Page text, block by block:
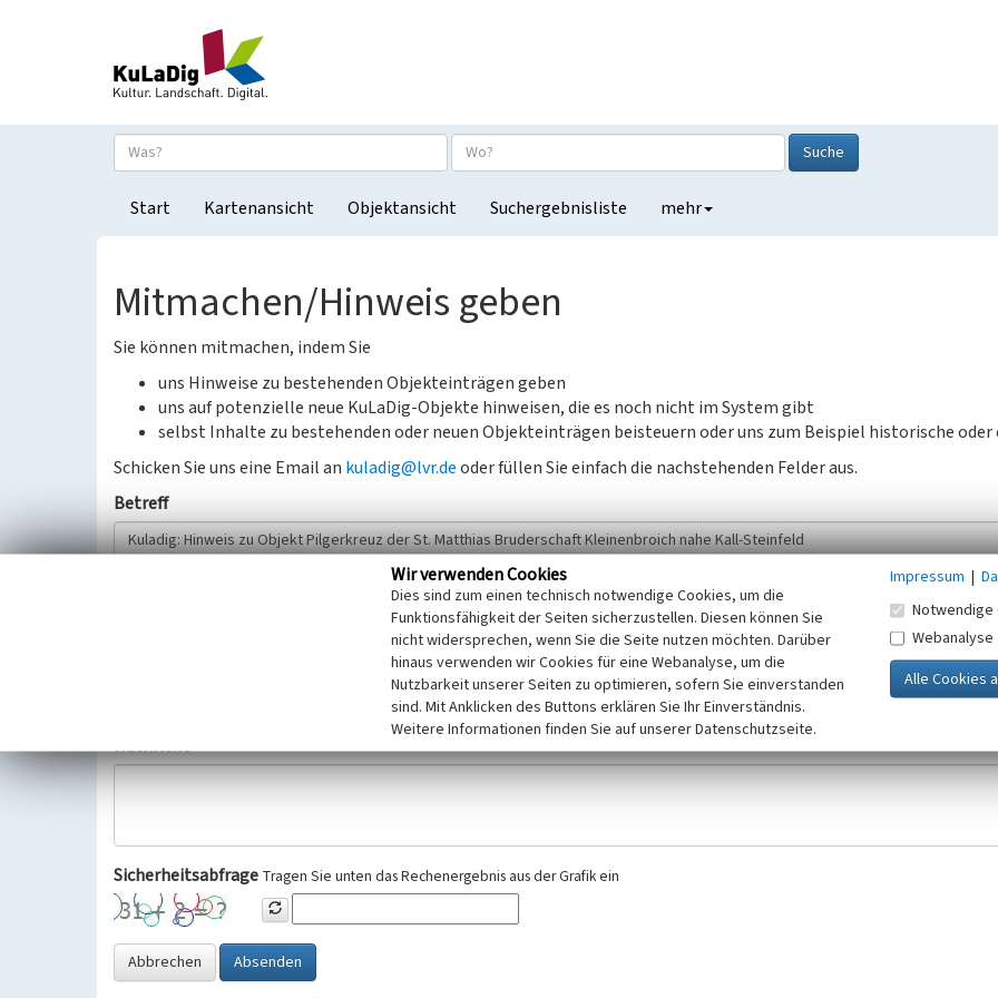
Suche
Start Kartenansicht Objektansicht Suchergebnisliste mehr
Mitmachen/Hinweis geben
Sie können mitmachen, indem Sie
uns Hinweise zu bestehenden Objekteinträgen geben
uns auf potenzielle neue KuLaDig-Objekte hinweisen, die es noch nicht im System gibt
selbst Inhalte zu bestehenden oder neuen Objekteinträgen beisteuern oder uns zum Beispiel historische oder
Schicken Sie uns eine Email an kuladig@lvr.deoder füllen Sie einfach die nachstehenden Felder aus.
Betreff
Wir bitten Sie um freiwillige Angabe Ihres Namens und Ihrer E-Mail-Adresse. Ihre Angaben werden ausschließlich im Rahmen der KuLaDig-
Selbstverständlich werden diese entsprechend der Vorschriften des Telemediengesetzes, des Datenschutzgesetzes NRW und der seit
Datenschutzgrundverordnung (EU-DSGVO) vertraulich behandelt, beachten Sie bitte unsere Hinweise zumDatenschutz
Nachricht
Sicherheitsabfrage Tragen Sie unten das Rechenergebnis aus der Grafik ein
Abbrechen Absenden
Wir verwenden Cookies
Dies sind zum einen technisch notwendige Cookies, um die
Funktionsfähigkeit der Seiten sicherzustellen. Diesen können Sie
nicht widersprechen, wenn Sie die Seite nutzen möchten. Darüber
hinaus verwenden wir Cookies für eine Webanalyse, um die
Nutzbarkeit unserer Seiten zu optimieren, sofern Sie einverstanden
sind. Mit Anklicken des Buttons erklären Sie Ihr Einverständnis.
Weitere Informationen finden Sie auf unserer Datenschutzseite.
Impressum |
Notwendige
Webanalyse